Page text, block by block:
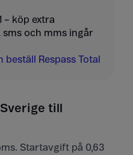
– köp extra
och mms ingår
beställ Respass Total
till
Startavgift på 0,63